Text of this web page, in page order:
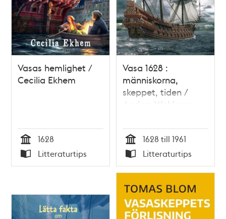
Vasas hemlighet /
Cecilia Ekhem
Tid
1628
Typ
Litteraturtips
Vasa 1628 :
människorna,
skeppet, tiden /
Anders Wahlgren
Tid
1628 till 1961
Typ
Litteraturtips